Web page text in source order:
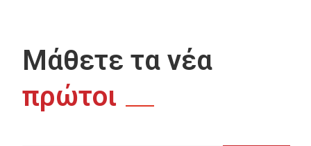
Μάθετε τα νέα
πρώτοι